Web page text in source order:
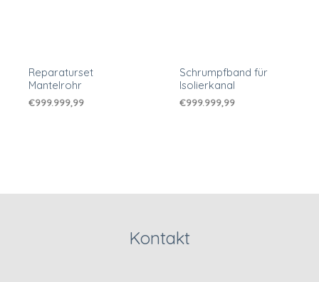
Reparaturset
Mantelrohr
€999.999,99
Schrumpfband für
Isolierkanal
€999.999,99
Kontakt